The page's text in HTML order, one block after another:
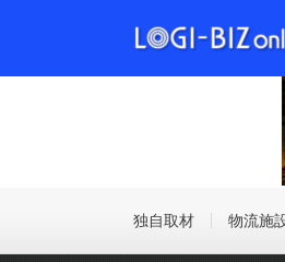
独自取材 物流施